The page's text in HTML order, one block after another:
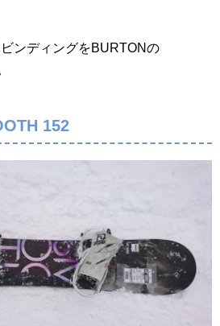
ンディングをBURTONの
152